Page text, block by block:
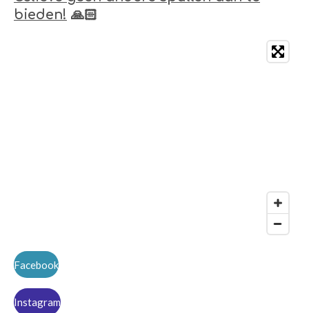
bieden! 🙏🏻
Facebook
Instagram